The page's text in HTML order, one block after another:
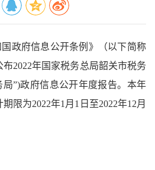
政府信息公开条例》（以下简称
布2022年国家税务总局韶关市税务
”)政府信息公开年度报告。本年
限为2022年1月1日至2022年12月